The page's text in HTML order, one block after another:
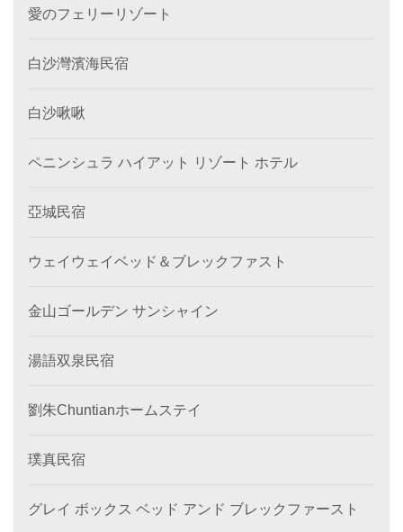
愛のフェリーリゾート
白沙灣濱海民宿
白沙啾啾
ペニンシュラ ハイアット リゾート ホテル
亞城民宿
ウェイウェイベッド＆ブレックファスト
金山ゴールデン サンシャイン
湯語双泉民宿
劉朱Chuntianホームステイ
璞真民宿
グレイ ボックス ベッド アンド ブレックファースト